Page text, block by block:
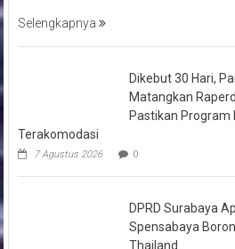
Selengkapnya
Dikebut 30 Hari,
Matangkan
Pastikan Program
Terakomodasi
7 Agustus 2026 0
DPRD Surabaya
Spensabaya
Thailand